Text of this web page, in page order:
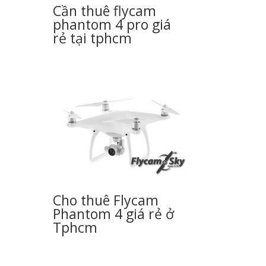
Cần thuê flycam
phantom 4 pro giá
rẻ tại tphcm
Cho thuê Flycam
Phantom 4 giá rẻ ở
Tphcm